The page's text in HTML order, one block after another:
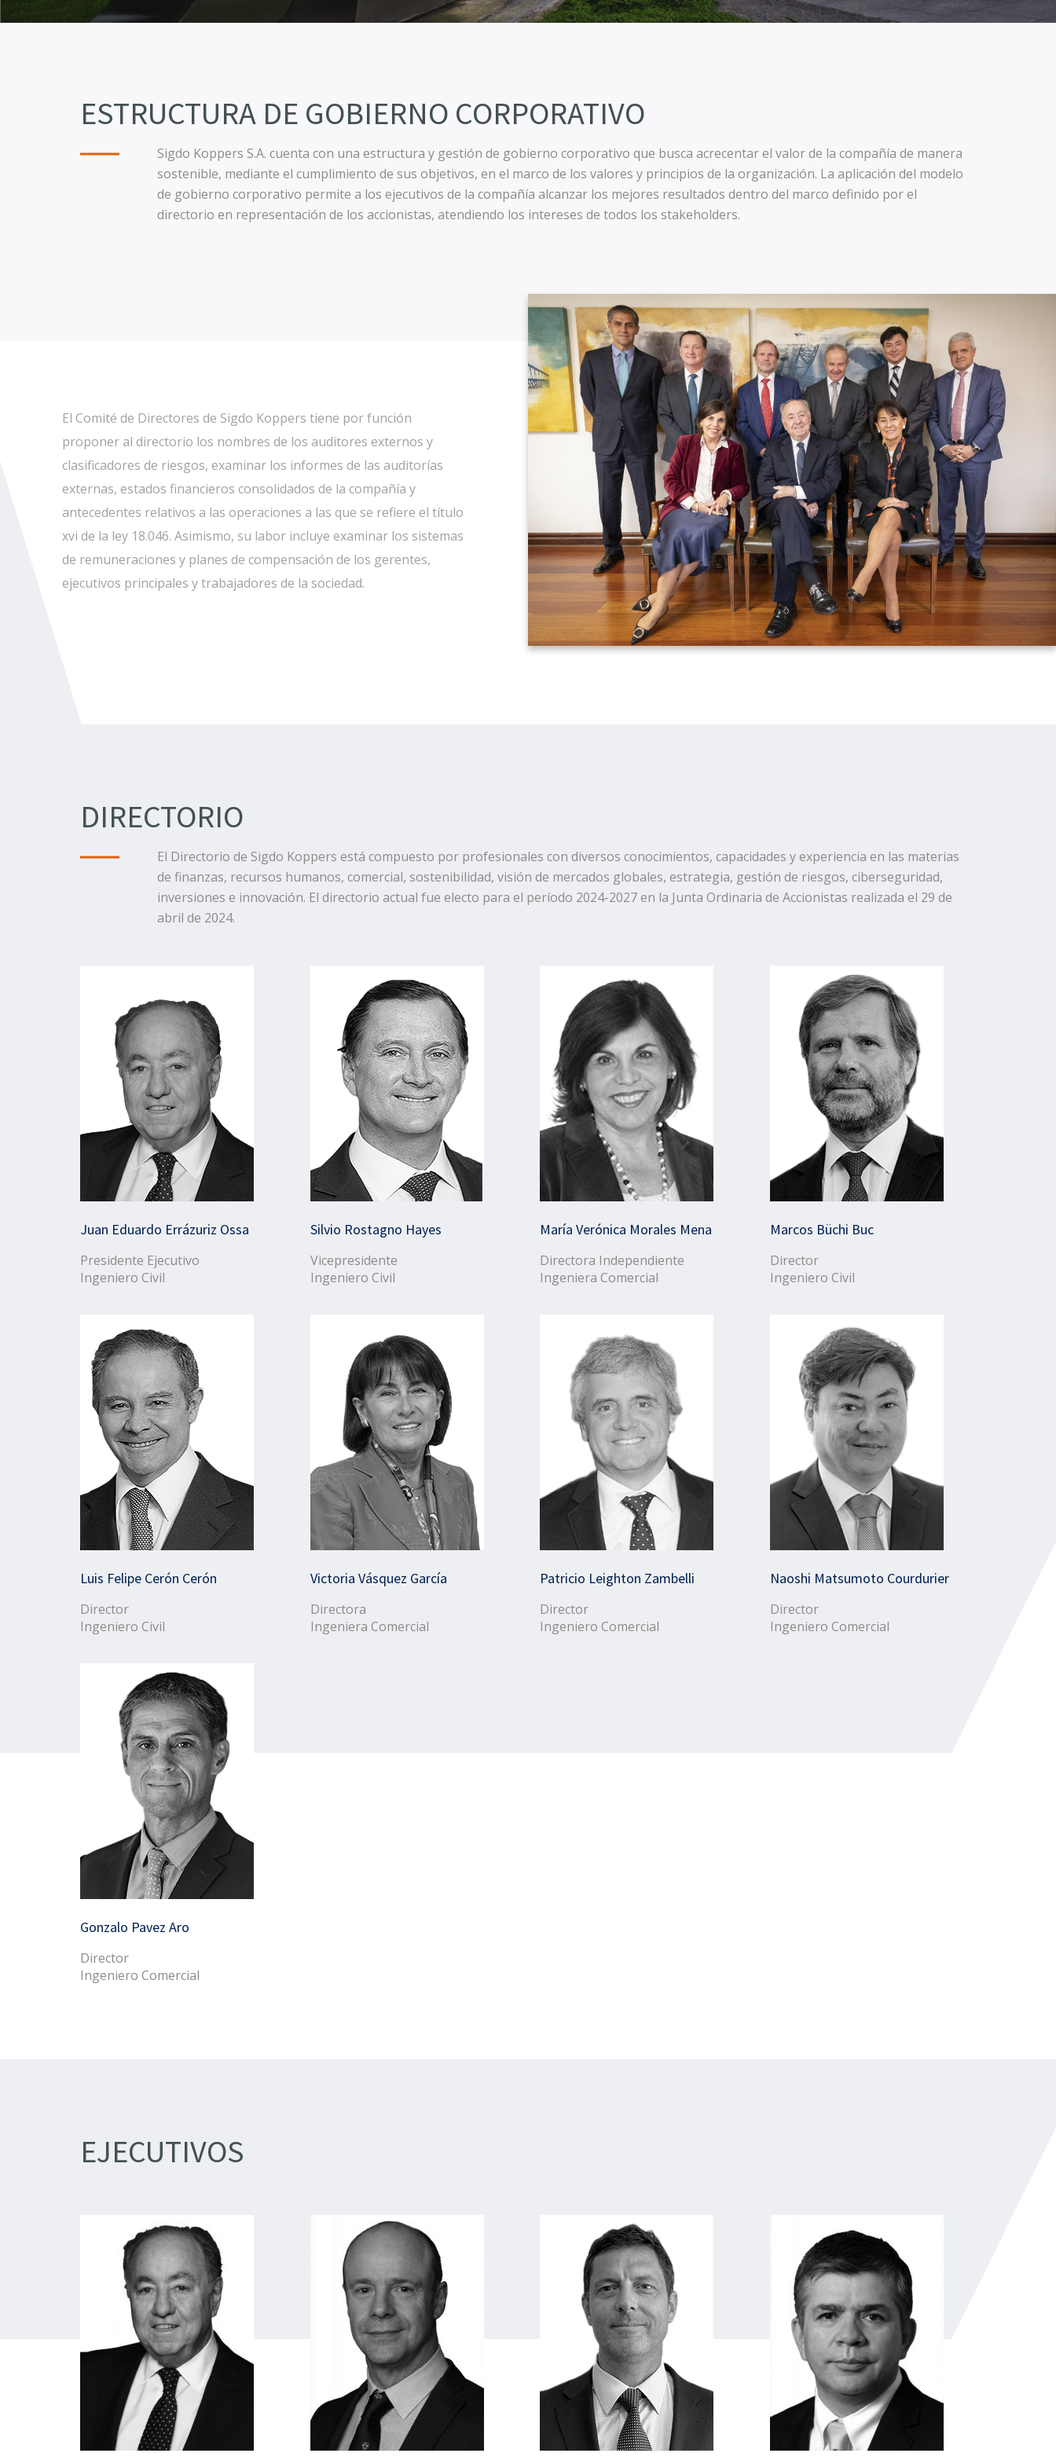
ESTRUCTURA DE GOBIERNO CORPORATIVO
Sigdo Koppers S.A. cuenta con una estructura y gestión de gobierno corporativo que busca acrecentar el valor de la compañía de manera
sostenible, mediante el cumplimiento de sus objetivos, en el marco de los valores y principios de la organización. La aplicación del modelo
de gobierno corporativo permite a los ejecutivos de la compañía alcanzar los mejores resultados dentro del marco definido por el
directorio en representación de los accionistas, atendiendo los intereses de todos los stakeholders.
El Comité de Directores de Sigdo Koppers tiene por función
proponer al directorio los nombres de los auditores externos y
clasificadores de riesgos, examinar los informes de las auditorías
externas, estados financieros consolidados de la compañía y
antecedentes relativos a las operaciones a las que se refiere el título
xvi de la ley 18.046. Asimismo, su labor incluye examinar los sistemas
de remuneraciones y planes de compensación de los gerentes,
ejecutivos principales y trabajadores de la sociedad.
DIRECTORIO
El Directorio de Sigdo Koppers está compuesto por profesionales con diversos conocimientos, capacidades y experiencia en las materias
de finanzas, recursos humanos, comercial, sostenibilidad, visión de mercados globales, estrategia, gestión de riesgos, ciberseguridad,
inversiones e innovación. El directorio actual fue electo para el período 2024-2027 en la Junta Ordinaria de Accionistas realizada el 29 de
abril de 2024.
Juan Eduardo Errázuriz Ossa
Presidente Ejecutivo
Ingeniero Civil
Silvio Rostagno Hayes
Vicepresidente
Ingeniero Civil
María Verónica Morales Mena
Directora Independiente
Ingeniera Comercial
Marcos Büchi Buc
Director
Ingeniero Civil
Luis Felipe Cerón Cerón
Director
Ingeniero Civil
Victoria Vásquez García
Directora
Ingeniera Comercial
Patricio Leighton Zambelli
Director
Ingeniero Comercial
Naoshi Matsumoto Courdurier
Director
Ingeniero Comercial
Gonzalo Pavez Aro
Director
Ingeniero Comercial
EJECUTIVOS